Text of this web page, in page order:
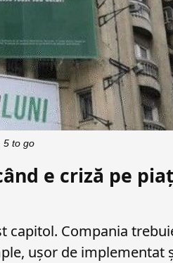
5 to go
e criză pe
capitol. Compania
ușor de implementat